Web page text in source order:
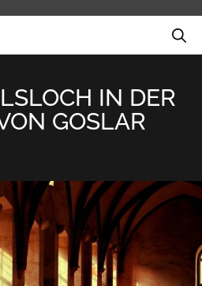
IN DER
GOSLAR